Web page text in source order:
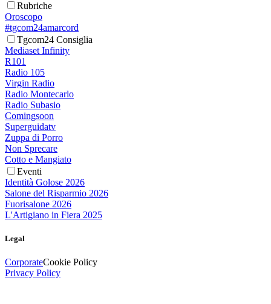
Rubriche
Oroscopo
#tgcom24amarcord
Tgcom24 Consiglia
Mediaset Infinity
R101
Radio 105
Virgin Radio
Radio Montecarlo
Radio Subasio
Comingsoon
Superguidatv
Zuppa di Porro
Non Sprecare
Cotto e Mangiato
Eventi
Identità Golose 2026
Salone del Risparmio 2026
Fuorisalone 2026
L'Artigiano in Fiera 2025
Legal
CorporateCookie Policy
Privacy Policy